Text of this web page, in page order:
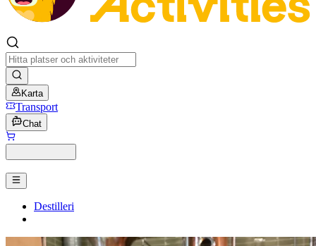
Karta
Transport
Chat
Destilleri